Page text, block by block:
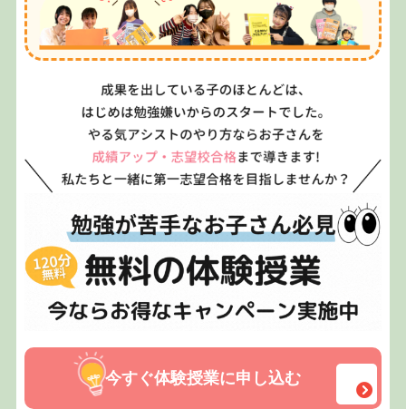
今すぐ体験授業に申し込む